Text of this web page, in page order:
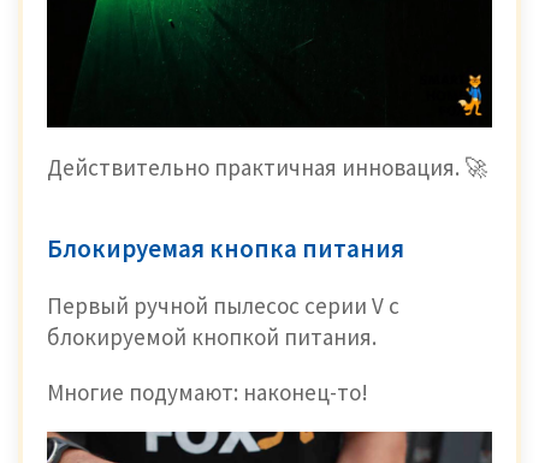
Действительно практичная инновация. 🚀
Блокируемая кнопка питания
Первый ручной пылесос серии V с
блокируемой кнопкой питания.
Многие подумают: наконец-то!